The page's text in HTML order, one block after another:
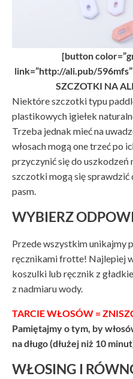
[button
link=”http://ali.pub/
SZCZOTKI NA
Niektóre szczotki typu
plastikowych igiełek
Trzeba jednak mieć na
włosach mogą one trzeć po
przyczynić się do uszkodzeń
szczotki mogą się
pasm.
WYBIERZ
Przede wszystkim unikajmy
ręcznikami frotte! Najlepiej
koszulki lub ręcznik z
z nadmiaru wody.
TARCIE WŁOSÓW =
Pamiętajmy o tym, by
na długo (dłużej niż 10
WŁOSING I